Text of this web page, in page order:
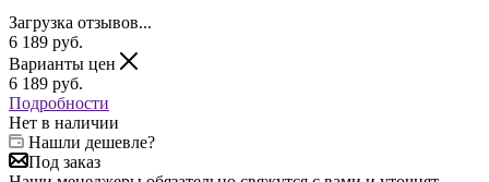
Загрузка отзывов...
6 189 руб.
Варианты цен
6 189 руб.
Подробности
Нет в наличии
Нашли дешевле?
Под заказ